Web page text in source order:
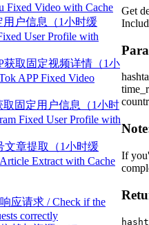
Fixed Video with Cache
用户信息（1小时缓
User Profile with
获取固定视频详情（1小
APP Fixed Video
取固定用户信息（1小时
Fixed User Profile with
文章提取（1小时缓
Extract with Cache
应请求 / Check if the
correctly
Get
If